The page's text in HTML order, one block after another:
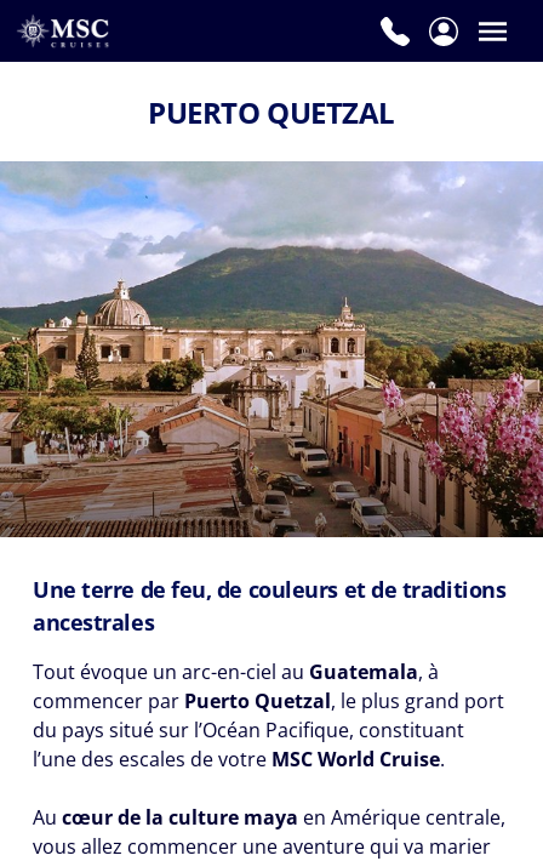
PUERTO QUETZAL
Une terre de feu, de couleurs et de traditions
ancestrales
Tout évoque un arc-en-ciel au Guatemala, à
commencer par Puerto Quetzal, le plus grand port
du pays situé sur l’Océan Pacifique, constituant
l’une des escales de votre MSC World Cruise.
Au cœur de la culture maya en Amérique centrale,
vous allez commencer une aventure qui va marier